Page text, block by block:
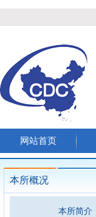
网站首页
本所概况
本所简介